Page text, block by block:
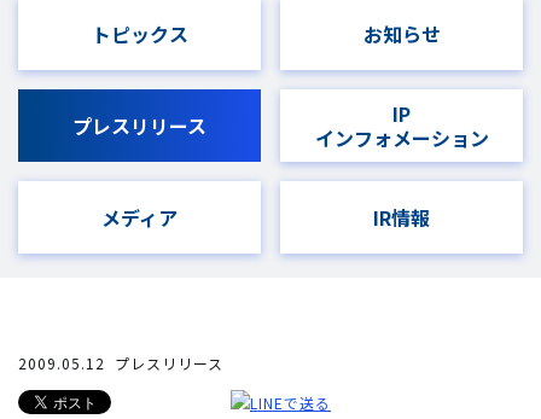
トピックス お知らせ
プレスリリース
IP
インフォメーション
メディア IR情報
2009.05.12 プレスリリース